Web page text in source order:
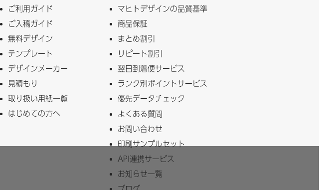
ご利用ガイド
ご入稿ガイド
無料デザイン
テンプレート
デザインメーカー
見積もり
取り扱い用紙一覧
はじめての方へ
マヒトデザインの品質基準
商品保証
まとめ割引
リピート割引
翌日到着便サービス
ランク別ポイントサービス
優先データチェック
よくある質問
お問い合わせ
印刷サンプルセット
API連携サービス
お知らせ一覧